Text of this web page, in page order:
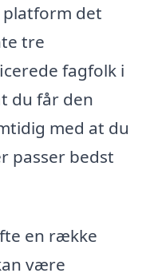
det
tre
fagfolk i
du får den
med at du
passer bedst
en række
være